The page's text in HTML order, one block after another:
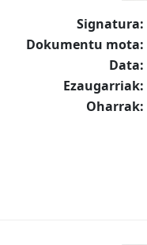
Signatura:
Dokumentu mota:
Data:
Ezaugarriak:
Oharrak: